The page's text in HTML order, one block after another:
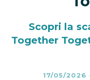
Scopri la
Together
17/05/2026